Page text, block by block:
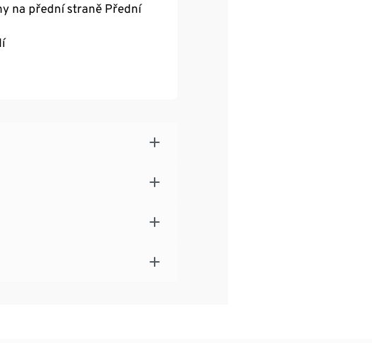
na přední straně Přední